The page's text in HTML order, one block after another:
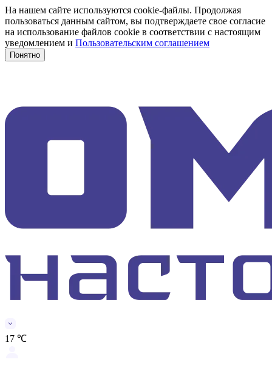
На нашем сайте используются cookie-файлы. Продолжая
пользоваться данным сайтом, вы подтверждаете свое согласие
на использование файлов cookie в соответствии с настоящим
уведомлением и Пользовательским соглашением
Понятно
17 ℃